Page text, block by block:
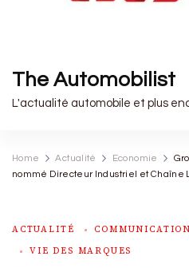
The Automobilist
L'actualité automobile et plus
Home Actualité Economie
nommé Directeur Industriel et Chaîne
ACTUALITÉ COMMUNICATION
VIE DES MARQUES